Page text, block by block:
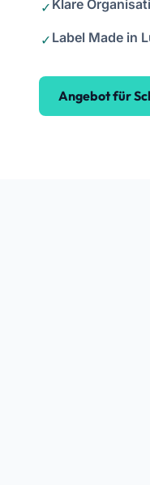
Klare
Label Made in
Angebot für